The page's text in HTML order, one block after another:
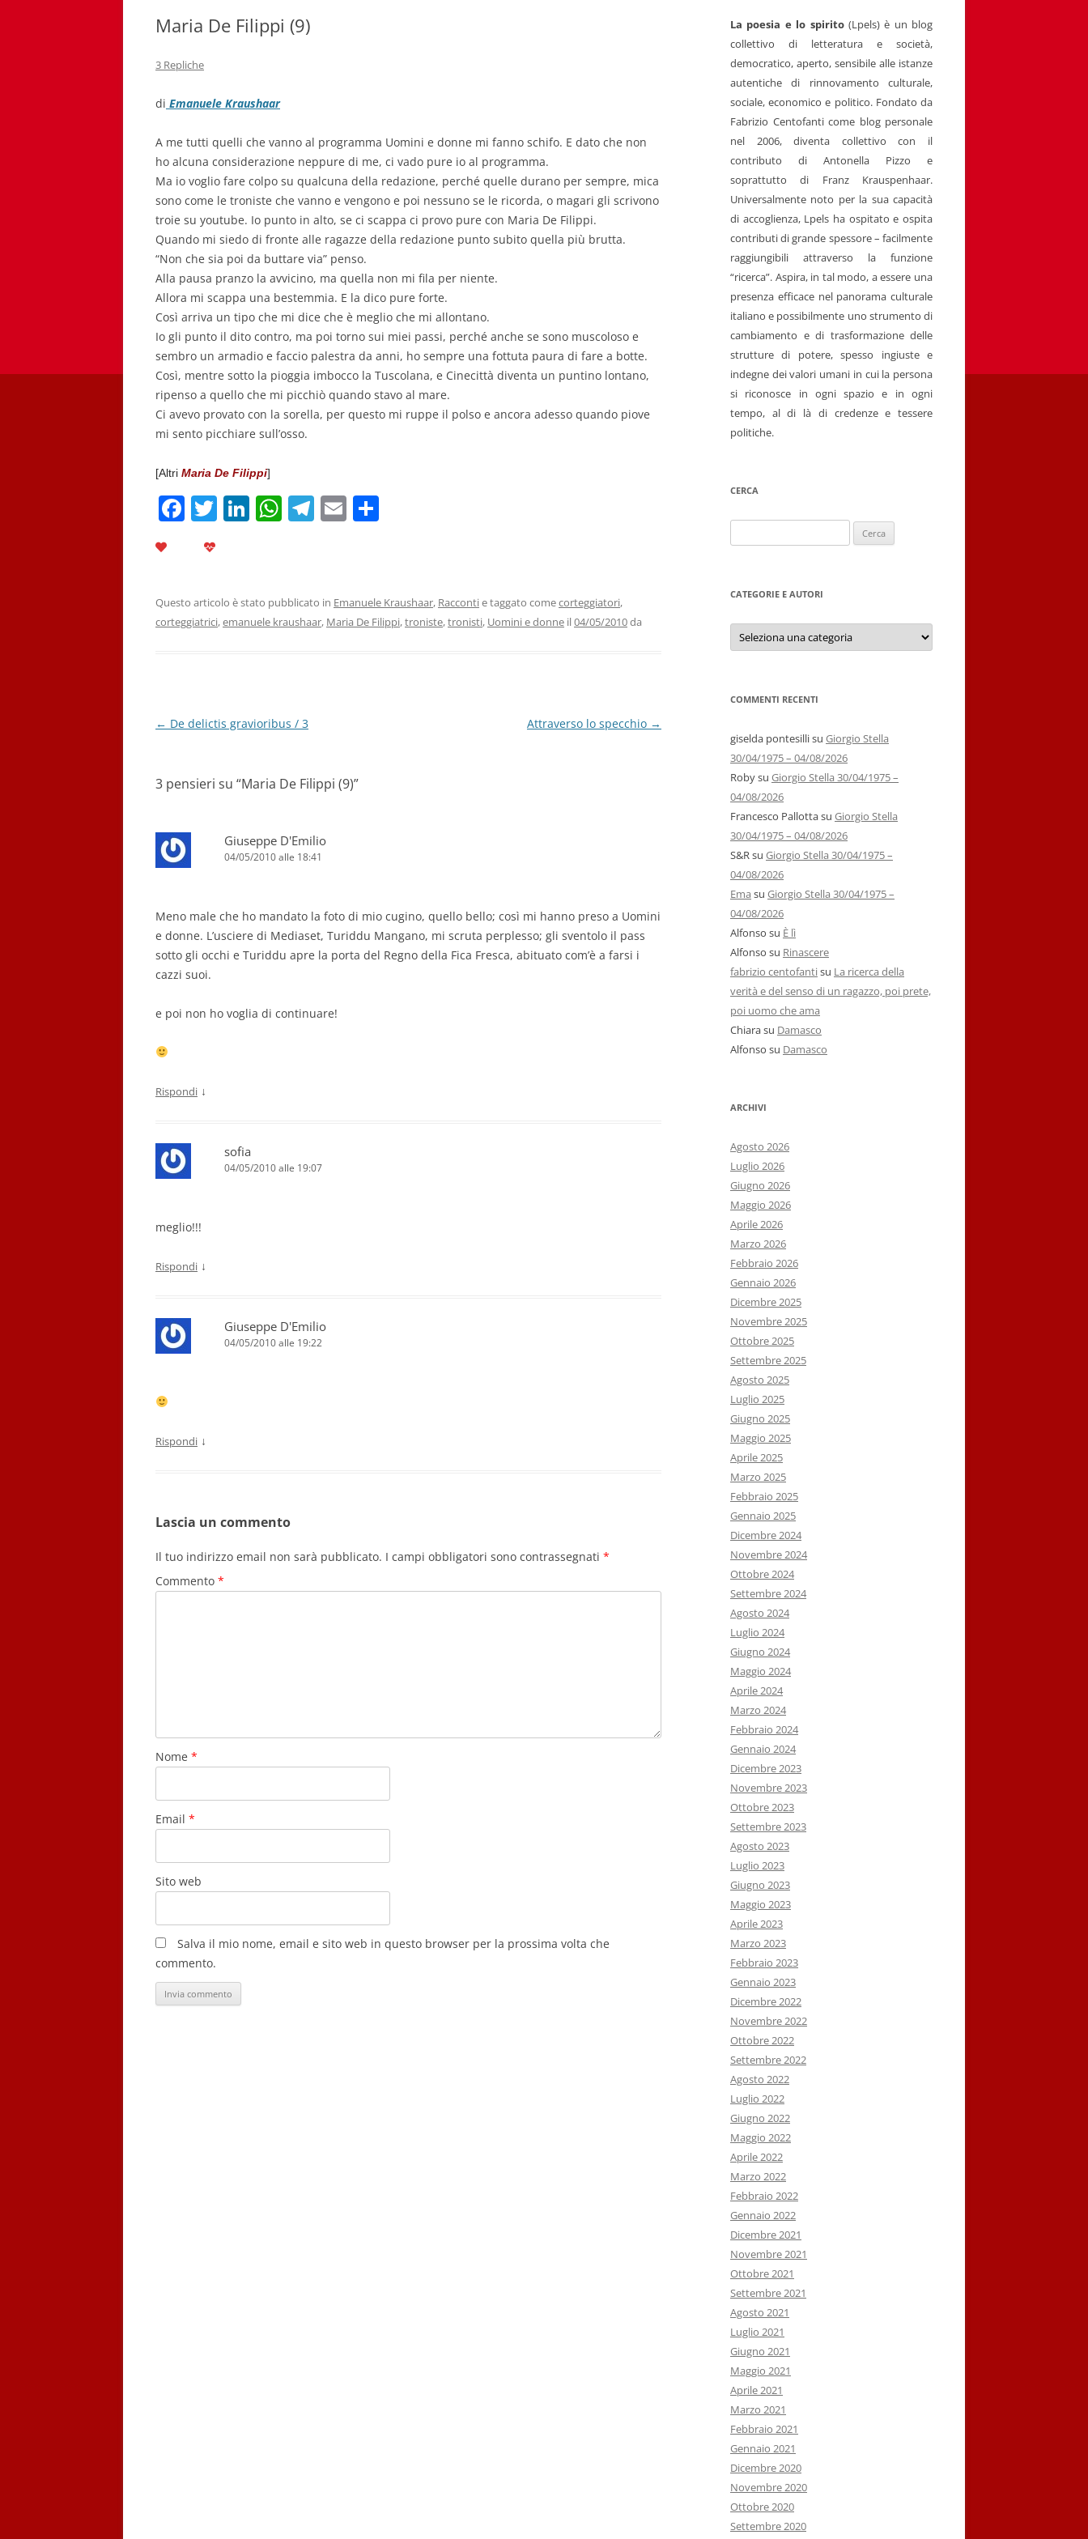
MATTEO TELARA
MONICA MAZZITELLI
PASQUALE VITAGLIANO
STEFANIE GOLISCH
Maria De Filippi (9)
3 Repliche
di Emanuele Kraushaar
A me tutti quelli che vanno al programma Uomini e donne mi fanno schifo. E dato che non
ho alcuna considerazione neppure di me, ci vado pure io al programma.
Ma io voglio fare colpo su qualcuna della redazione, perché quelle durano per sempre, mica
sono come le troniste che vanno e vengono e poi nessuno se le ricorda, o magari gli scrivono
troie su youtube. Io punto in alto, se ci scappa ci provo pure con Maria De Filippi.
Quando mi siedo di fronte alle ragazze della redazione punto subito quella più brutta.
“Non che sia poi da buttare via” penso.
Alla pausa pranzo la avvicino, ma quella non mi fila per niente.
Allora mi scappa una bestemmia. E la dico pure forte.
Così arriva un tipo che mi dice che è meglio che mi allontano.
Io gli punto il dito contro, ma poi torno sui miei passi, perché anche se sono muscoloso e
sembro un armadio e faccio palestra da anni, ho sempre una fottuta paura di fare a botte.
Così, mentre sotto la pioggia imbocco la Tuscolana, e Cinecittà diventa un puntino lontano,
ripenso a quello che mi picchiò quando stavo al mare.
Ci avevo provato con la sorella, per questo mi ruppe il polso e ancora adesso quando piove
mi sento picchiare sull’osso.
[Altri Maria De Filippi]
F
b
o
T Li
dI
n
W
A
p
T
a
m
E
vi
di
Questo articolo è stato pubblicato in Emanuele Kraushaar, Raccontie taggato comecorteggiatori,
corteggiatrici,emanuele kraushaar, Maria De Filippi,troniste,tronisti, Uomini e donne il04/05/2010da
Navigazione
← De delictis gravioribus / 3 Attraverso lo specchio →
3 pensieri su “Maria De Filippi (9)”
Giuseppe D'Emilio
04/05/2010 alle 18:41
Meno male che ho mandato la foto di mio cugino, quello bello; così mi hanno preso a Uomini
e donne. L’usciere di Mediaset, Turiddu Mangano, mi scruta perplesso; gli sventolo il pass
sotto gli occhi e Turiddu apre la porta del Regno della Fica Fresca, abituato com’è a farsi i
cazzi suoi.
e poi non ho voglia di continuare!
Rispondi ↓
sofia
04/05/2010 alle 19:07
meglio!!!
Rispondi ↓
Giuseppe D'Emilio
04/05/2010 alle 19:22
Rispondi ↓
Lascia un commento
Il tuo indirizzo email non sarà pubblicato. I campi obbligatori sono contrassegnati *
Commento *
Nome *
Email *
Sito web
Salva il mio nome, email e sito web in questo browser per la prossima volta che
commento.
La poesia e lo spirito(Lpels) è un blog
collettivo di letteratura e società,
democratico, aperto, sensibile alle istanze
autentiche di rinnovamento culturale,
sociale, economico e politico. Fondato da
Fabrizio Centofanti come blog personale
nel 2006, diventa collettivo con il
contributo di Antonella Pizzo e
soprattutto di Franz Krauspenhaar.
Universalmente noto per la sua capacità
di accoglienza, Lpels ha ospitato e ospita
contributi di grande spessore – facilmente
raggiungibili attraverso la funzione
“ricerca”. Aspira, in tal modo, a essere una
presenza efficace nel panorama culturale
italiano e possibilmente uno strumento di
cambiamento e di trasformazione delle
strutture di potere, spesso ingiuste e
indegne dei valori umani in cui la persona
si riconosce in ogni spazio e in ogni
tempo, al di là di credenze e tessere
politiche.
CERCA
per:
CATEGORIE E AUTORI
Categorie
autori
COMMENTI RECENTI
giselda pontesillisu Giorgio Stella
30/04/1975 – 04/08/2026
Robysu Giorgio Stella 30/04/1975 –
04/08/2026
Francesco Pallottasu Giorgio Stella
30/04/1975 – 04/08/2026
S&Rsu Giorgio Stella 30/04/1975 –
04/08/2026
Ema su Giorgio Stella 30/04/1975 –
04/08/2026
Alfonso su È lì
Alfonso su Rinascere
fabrizio centofantisu La ricerca della
verità e del senso di un ragazzo, poi prete,
poi uomo che ama
Chiarasu Damasco
Alfonso su Damasco
ARCHIVI
Agosto 2026
Luglio 2026
Giugno 2026
Maggio 2026
Aprile 2026
Marzo 2026
Febbraio 2026
Gennaio 2026
Dicembre 2025
Novembre 2025
Ottobre 2025
Settembre 2025
Agosto 2025
Luglio 2025
Giugno 2025
Maggio 2025
Aprile 2025
Marzo 2025
Febbraio 2025
Gennaio 2025
Dicembre 2024
Novembre 2024
Ottobre 2024
Settembre 2024
Agosto 2024
Luglio 2024
Giugno 2024
Maggio 2024
Aprile 2024
Marzo 2024
Febbraio 2024
Gennaio 2024
Dicembre 2023
Novembre 2023
Ottobre 2023
Settembre 2023
Agosto 2023
Luglio 2023
Giugno 2023
Maggio 2023
Aprile 2023
Marzo 2023
Febbraio 2023
Gennaio 2023
Dicembre 2022
Novembre 2022
Ottobre 2022
Settembre 2022
Agosto 2022
Luglio 2022
Giugno 2022
Maggio 2022
Aprile 2022
Marzo 2022
Febbraio 2022
Gennaio 2022
Dicembre 2021
Novembre 2021
Ottobre 2021
Settembre 2021
Agosto 2021
Luglio 2021
Giugno 2021
Maggio 2021
Aprile 2021
Marzo 2021
Febbraio 2021
Gennaio 2021
Dicembre 2020
Novembre 2020
Ottobre 2020
Settembre 2020